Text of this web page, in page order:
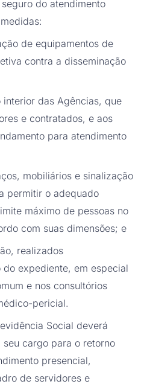
do atendimento
de equipamentos de
contra a disseminação
interior das Agências, que
e contratados, e aos
para atendimento
mobiliários e sinalização
permitir o adequado
máximo de pessoas no
com suas dimensões; e
realizados
expediente, em especial
e nos consultórios
pericial.
Social deverá
cargo para o retorno
presencial,
de servidores e